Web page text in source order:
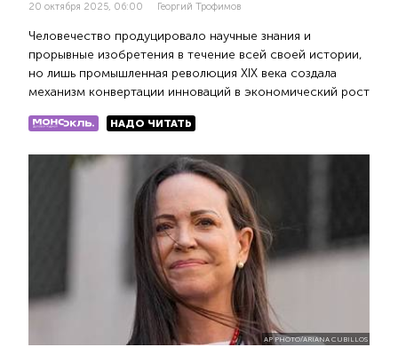
20 октября 2025, 06:00 Георгий Трофимов
Человечество продуцировало научные знания и
прорывные изобретения в течение всей своей истории,
но лишь промышленная революция XIX века создала
механизм конвертации инноваций в экономический рост
НАДО ЧИТАТЬ
AP PHOTO/ARIANA CUBILLOS